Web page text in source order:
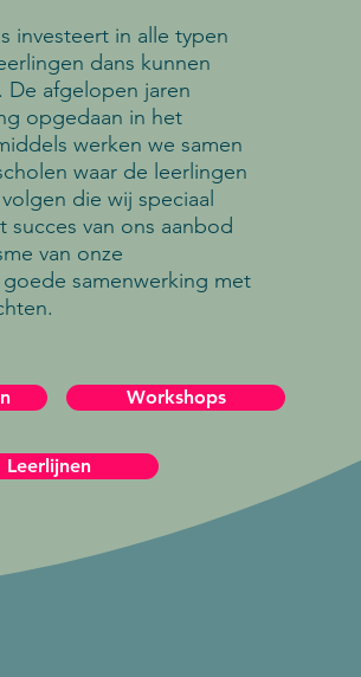
investeert in alle typen
dans kunnen
De afgelopen jaren
opgedaan in het
werken we samen
waar de leerlingen
die wij speciaal
van ons aanbod
van onze
samenwerking met
Workshops
Leerlijnen